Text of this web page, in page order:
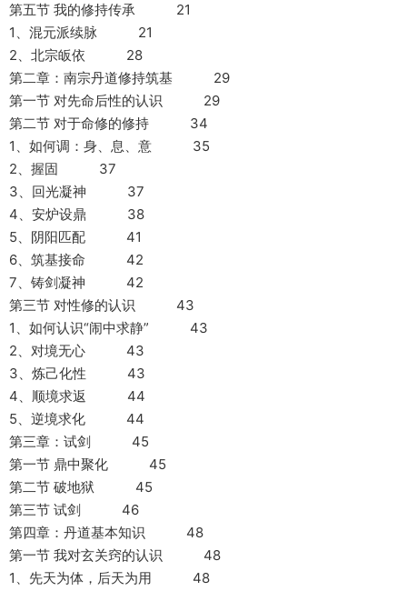
第五节 我的修持传承 21
1、混元派续脉 21
2、北宗皈依 28
第二章：南宗丹道修持筑基 29
第一节 对先命后性的认识 29
第二节 对于命修的修持 34
1、如何调：身、息、意 35
2、握固 37
3、回光凝神 37
4、安炉设鼎 38
5、阴阳匹配 41
6、筑基接命 42
7、铸剑凝神 42
第三节 对性修的认识 43
1、如何认识“闹中求静” 43
2、对境无心 43
3、炼己化性 43
4、顺境求返 44
5、逆境求化 44
第三章：试剑 45
第一节 鼎中聚化 45
第二节 破地狱 45
第三节 试剑 46
第四章：丹道基本知识 48
第一节 我对玄关窍的认识 48
1、先天为体，后天为用 48